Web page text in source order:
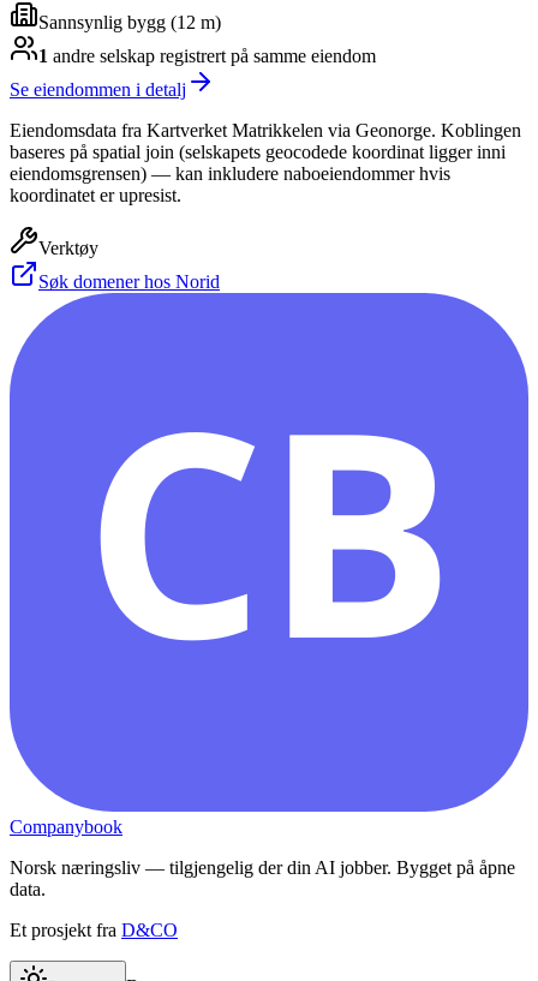
Sannsynlig bygg (12 m)
1 andre selskap registrert på samme eiendom
Se eiendommen i detalj
Eiendomsdata fra Kartverket Matrikkelen via Geonorge. Koblingen
baseres på spatial join (selskapets geocodede koordinat ligger inni
eiendomsgrensen) — kan inkludere naboeiendommer hvis
koordinatet er upresist.
Verktøy
Søk domener hos Norid
CB
Companybook
Norsk næringsliv — tilgjengelig der din AI jobber. Bygget på åpne
data.
Et prosjekt fra D&CO